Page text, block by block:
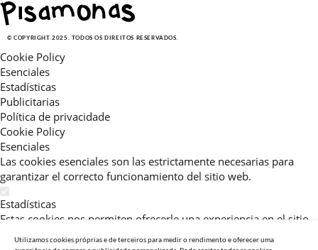
© COPYRIGHT 2025. TODOS OS DIREITOS RESERVADOS.
Cookie Policy
Esenciales
Estadísticas
Publicitarias
Política de privacidade
Cookie Policy
Esenciales
Las cookies esenciales son las estrictamente necesarias para
garantizar el correcto funcionamiento del sitio web.
Estadísticas
Estas cookies nos permiten ofrecerle una experiencia en el sitio
adaptada a su navegación (recomendaciones de producto
Utilizamos cookies próprias e de terceiros para medir o rendimento e oferecer uma